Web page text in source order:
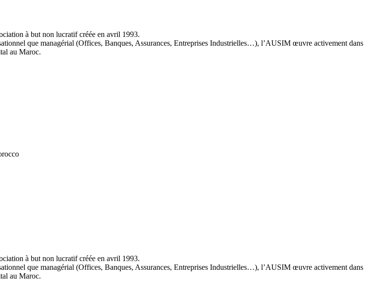
à but non lucratif créée en avril 1993.
que managérial (Offices, Banques, Assurances, Entreprises Industrielles…), l’AUSIM œuvre activement dans
au Maroc.
à but non lucratif créée en avril 1993.
que managérial (Offices, Banques, Assurances, Entreprises Industrielles…), l’AUSIM œuvre activement dans
au Maroc.